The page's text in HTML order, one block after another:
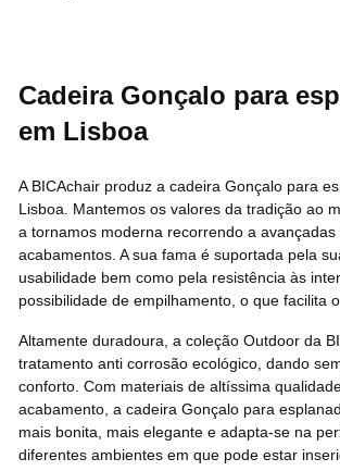
Cadeira Gonçalo para
em Lisboa
A BICAchair produz a cadeira Gonçalo para
Lisboa. Mantemos os valores da tradição ao
a tornamos moderna recorrendo a avançadas
acabamentos. A sua fama é suportada pela
usabilidade bem como pela resistência às
possibilidade de empilhamento, o que facilita
Altamente duradoura, a coleção Outdoor da
tratamento anti corrosão ecológico, dando
conforto. Com materiais de altíssima
acabamento, a cadeira Gonçalo para
mais bonita, mais elegante e adapta-se na
diferentes ambientes em que pode estar